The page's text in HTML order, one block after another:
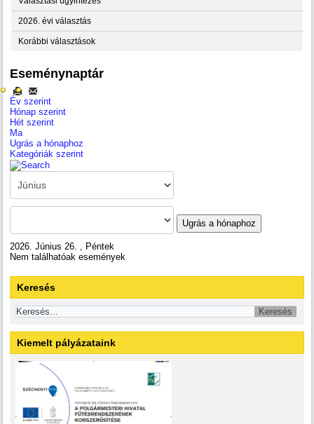
2026. évi választás
Korábbi választások
Eseménynaptár
Év szerint
Hónap szerint
Hét szerint
Ma
Ugrás a hónaphoz
Kategóriák szerint
Ugrás a hónaphoz
2026. Június 26. , Péntek
Nem találhatóak események
Keresés
Kiemelt pályázataink